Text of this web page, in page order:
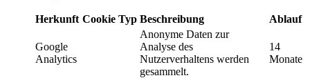
Herkunft Cookie Typ Beschreibung Ablauf
Google
Analytics
Anonyme Daten zur
Analyse des
Nutzerverhaltens werden
gesammelt.
14
Monate